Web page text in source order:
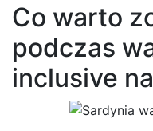
Co warto
podczas
inclusive